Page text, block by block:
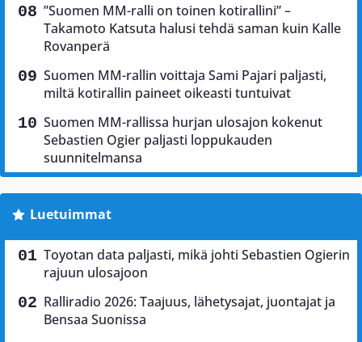
”Suomen MM-ralli on toinen kotirallini” –
Takamoto Katsuta halusi tehdä saman kuin Kalle
Rovanperä
Suomen MM-rallin voittaja Sami Pajari paljasti,
miltä kotirallin paineet oikeasti tuntuivat
Suomen MM-rallissa hurjan ulosajon kokenut
Sebastien Ogier paljasti loppukauden
suunnitelmansa
Luetuimmat
Toyotan data paljasti, mikä johti Sebastien Ogierin
rajuun ulosajoon
Ralliradio 2026: Taajuus, lähetysajat, juontajat ja
Bensaa Suonissa